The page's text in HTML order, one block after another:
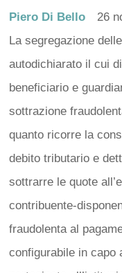
Piero Di Bello
26
La segregazione
autodichiarato il cui
beneficiario e
sottrazione
quanto ricorre la
debito tributario e
sottrarre le quote
contribuente-
fraudolenta al
configurabile in capo